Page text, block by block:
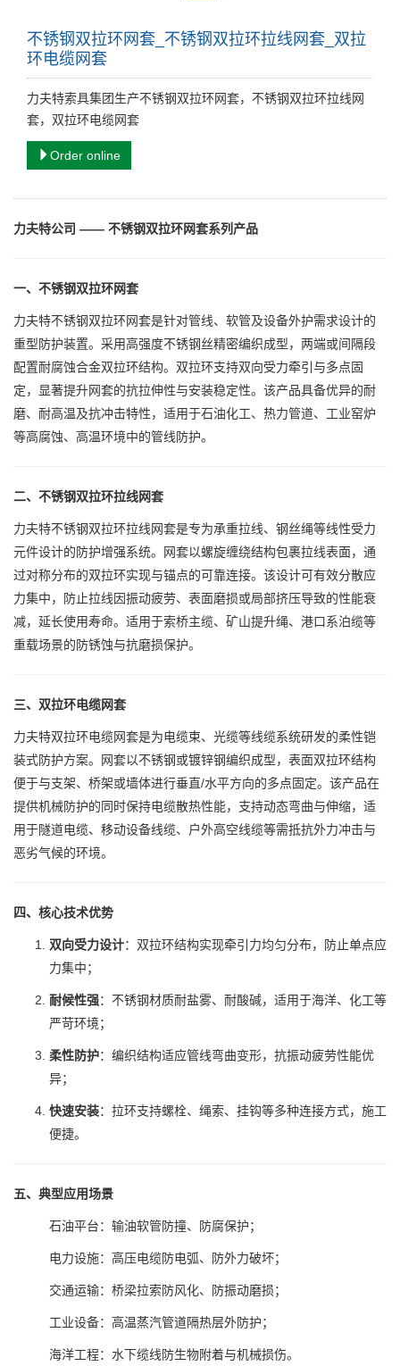
不锈钢双拉环网套_不锈钢双拉环拉线网套_双拉
环电缆网套
力夫特索具集团生产不锈钢双拉环网套，不锈钢双拉环拉线网
套，双拉环电缆网套
Order online
力夫特公司 —— 不锈钢双拉环网套系列产品
一、不锈钢双拉环网套
力夫特不锈钢双拉环网套是针对管线、软管及设备外护需求设计的
重型防护装置。采用高强度不锈钢丝精密编织成型，两端或间隔段
配置耐腐蚀合金双拉环结构。双拉环支持双向受力牵引与多点固
定，显著提升网套的抗拉伸性与安装稳定性。该产品具备优异的耐
磨、耐高温及抗冲击特性，适用于石油化工、热力管道、工业窑炉
等高腐蚀、高温环境中的管线防护。
二、不锈钢双拉环拉线网套
力夫特不锈钢双拉环拉线网套是专为承重拉线、钢丝绳等线性受力
元件设计的防护增强系统。网套以螺旋缠绕结构包裹拉线表面，通
过对称分布的双拉环实现与锚点的可靠连接。该设计可有效分散应
力集中，防止拉线因振动疲劳、表面磨损或局部挤压导致的性能衰
减，延长使用寿命。适用于索桥主缆、矿山提升绳、港口系泊缆等
重载场景的防锈蚀与抗磨损保护。
三、双拉环电缆网套
力夫特双拉环电缆网套是为电缆束、光缆等线缆系统研发的柔性铠
装式防护方案。网套以不锈钢或镀锌钢编织成型，表面双拉环结构
便于与支架、桥架或墙体进行垂直/水平方向的多点固定。该产品在
提供机械防护的同时保持电缆散热性能，支持动态弯曲与伸缩，适
用于隧道电缆、移动设备线缆、户外高空线缆等需抵抗外力冲击与
恶劣气候的环境。
四、核心技术优势
双向受力设计：双拉环结构实现牵引力均匀分布，防止单点应
力集中；
耐候性强：不锈钢材质耐盐雾、耐酸碱，适用于海洋、化工等
严苛环境；
柔性防护：编织结构适应管线弯曲变形，抗振动疲劳性能优
异；
快速安装：拉环支持螺栓、绳索、挂钩等多种连接方式，施工
便捷。
五、典型应用场景
石油平台：输油软管防撞、防腐保护；
电力设施：高压电缆防电弧、防外力破坏；
交通运输：桥梁拉索防风化、防振动磨损；
工业设备：高温蒸汽管道隔热层外防护；
海洋工程：水下缆线防生物附着与机械损伤。